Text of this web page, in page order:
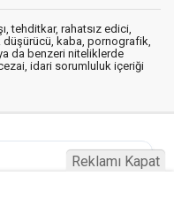
tehditkar, rahatsız edici,
düşürücü, kaba, pornografik,
da benzeri niteliklerde
idari sorumluluk içeriği
Reklamı Kapat